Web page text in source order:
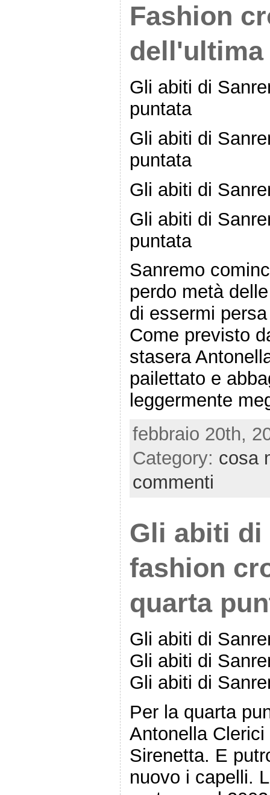
Fashion
dell'ultima
Gli abiti di
puntata
Gli abiti di
puntata
Gli abiti di
Gli abiti di
puntata
Sanremo
perdo metà
di essermi
Come previsto
stasera
pailettato e
leggermente
febbraio 20th,
Category: cosa
commenti
Gli abiti di
fashion
quarta
Gli abiti di
Gli abiti di
Gli abiti di
Per la quarta
Antonella
Sirenetta. E
nuovo i capelli.